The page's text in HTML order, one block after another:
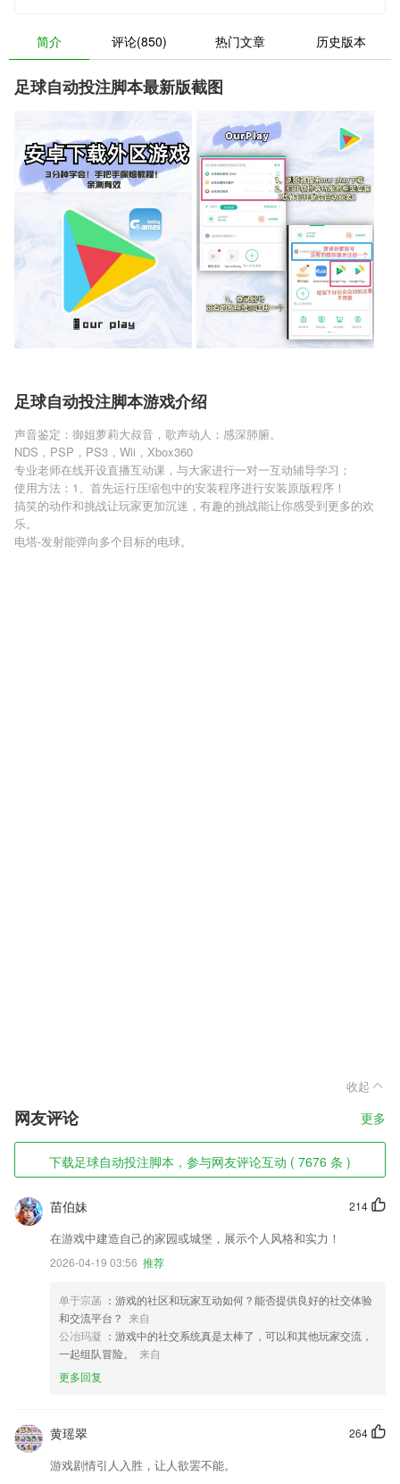
简介 评论(850) 热门文章 历史版本
足球自动投注脚本最新版截图
足球自动投注脚本游戏介绍
声音鉴定：御姐萝莉大叔音，歌声动人；感深肺腑。
NDS，PSP，PS3，Wii，Xbox360
专业老师在线开设直播互动课，与大家进行一对一互动辅导学习；
使用方法：1、首先运行压缩包中的安装程序进行安装原版程序！
搞笑的动作和挑战让玩家更加沉迷，有趣的挑战能让你感受到更多的欢
乐。
电塔-发射能弹向多个目标的电球。
收起
网友评论 更多
下载足球自动投注脚本，参与网友评论互动 ( 7676 条 )
214
苗伯妹
在游戏中建造自己的家园或城堡，展示个人风格和实力！
2026-04-19 03:56 推荐
单于宗菡 ：游戏的社区和玩家互动如何？能否提供良好的社交体验
和交流平台？ 来自
公冶玛凝 ：游戏中的社交系统真是太棒了，可以和其他玩家交流，
一起组队冒险。
来自
更多回复
264
黄瑶翠
游戏剧情引人入胜，让人欲罢不能。